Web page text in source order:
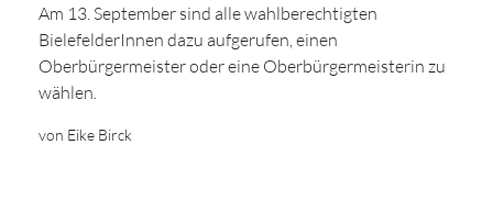
Am 13. September sind alle wahlberechtigten
BielefelderInnen dazu aufgerufen, einen
Oberbürgermeister oder eine Oberbürgermeisterin zu
wählen.
von Eike Birck